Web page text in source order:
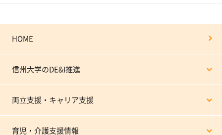
HOME
信州大学のDE&I推進
両立支援・キャリア支援
育児・介護支援情報